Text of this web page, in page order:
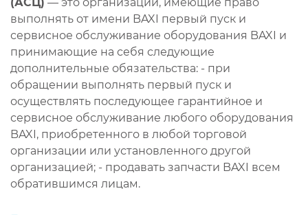
выполнять от имени BAXI первый пуск и
сервисное обслуживание оборудования BAXI и
принимающие на себя следующие
дополнительные обязательства: - при
обращении выполнять первый пуск и
осуществлять последующее гарантийное и
сервисное обслуживание любого оборудования
BAXI, приобретенного в любой торговой
организации или установленного другой
организацией; - продавать запчасти BAXI всем
обратившимся лицам.